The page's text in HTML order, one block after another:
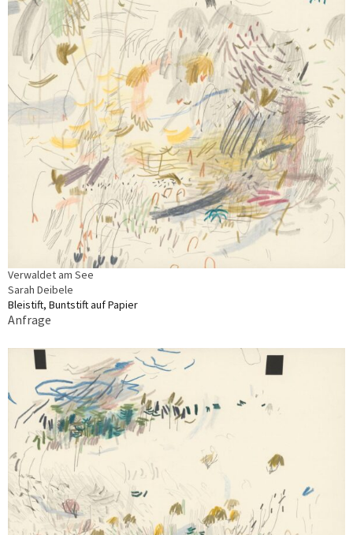
Verwaldet am See
Sarah Deibele
Bleistift, Buntstift auf Papier
Anfrage